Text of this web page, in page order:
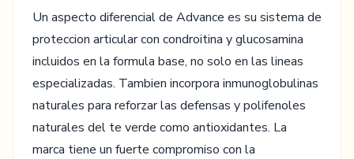
Un aspecto diferencial de Advance es su sistema de
proteccion articular con condroitina y glucosamina
incluidos en la formula base, no solo en las lineas
especializadas. Tambien incorpora inmunoglobulinas
naturales para reforzar las defensas y polifenoles
naturales del te verde como antioxidantes. La
marca tiene un fuerte compromiso con la